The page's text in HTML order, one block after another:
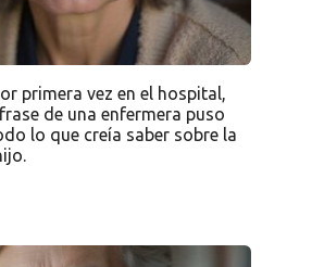
primera vez en el hospital,
de una enfermera puso
lo que creía saber sobre la